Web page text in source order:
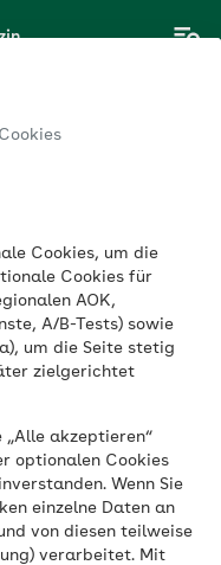
Cookies, um die
Cookies für
AOK,
A/B-Tests) sowie
um die Seite stetig
zielgerichtet
akzeptieren“
optionalen Cookies
Wenn Sie
einzelne Daten an
von diesen teilweise
verarbeitet. Mit
in
–